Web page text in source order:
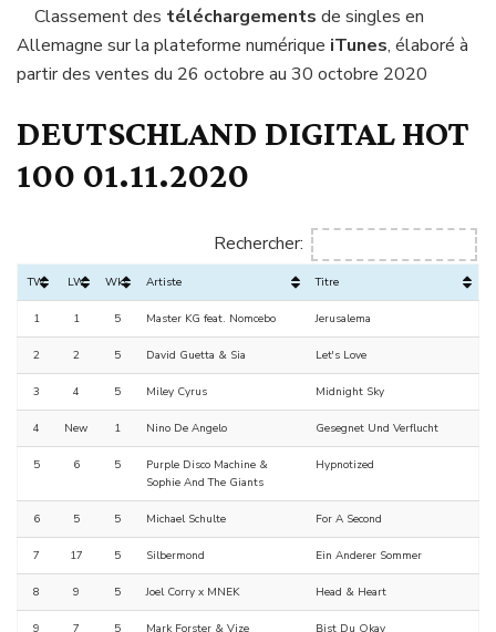
Classement des téléchargements de singles en
Allemagne sur la plateforme numérique iTunes, élaboré à
partir des ventes du 26 octobre au 30 octobre 2020
DEUTSCHLAND DIGITAL HOT
100 01.11.2020
Rechercher:
TW LW Wks Artiste Titre
1 1 5 Master KG feat. Nomcebo Jerusalema
2 2 5 David Guetta & Sia Let's Love
3 4 5 Miley Cyrus Midnight Sky
4 New 1 Nino De Angelo Gesegnet Und Verflucht
5 6 5
Purple Disco Machine &
Sophie And The Giants
Hypnotized
6 5 5 Michael Schulte For A Second
7 17 5 Silbermond Ein Anderer Sommer
8 9 5 Joel Corry x MNEK Head & Heart
9 7 5 Mark Forster & Vize Bist Du Okay